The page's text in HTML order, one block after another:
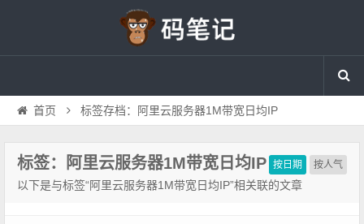
首页 标签存档：阿里云服务器1M带宽日均IP
按日期 按人气
标签：阿里云服务器1M带宽日均IP
以下是与标签“阿里云服务器1M带宽日均IP”相关联的文章